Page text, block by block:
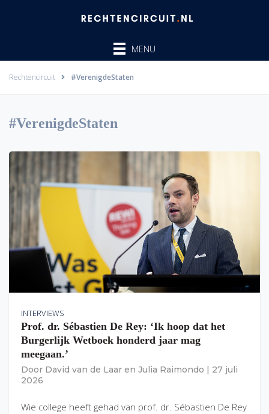
MENU
Rechtencircuit #VerenigdeStaten
#VerenigdeStaten
INTERVIEWS
Prof. dr. Sébastien De Rey: ‘Ik hoop dat het
Burgerlijk Wetboek honderd jaar mag
meegaan.’
Door David van de Laar en Julia Raimondo
27 juli
2026
Wie college heeft gehad van prof. dr. Sébastien De Rey